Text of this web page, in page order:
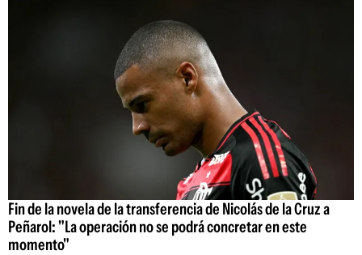
Fin de la novela de la transferencia de Nicolás de la Cruz a
Peñarol: "La operación no se podrá concretar en este
momento"